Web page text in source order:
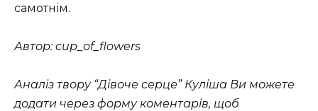
самотнім.
Автор: cup_of_flowers
Аналіз твору “Дівоче серце” Куліша Ви можете
додати через форму коментарів, щоб